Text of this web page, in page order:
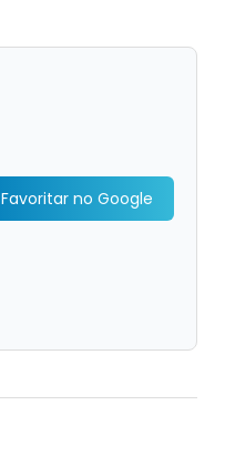
Favoritar no Google